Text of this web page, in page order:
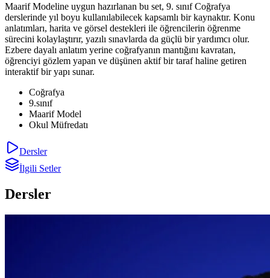
Maarif Modeline uygun hazırlanan bu set, 9. sınıf Coğrafya
derslerinde yıl boyu kullanılabilecek kapsamlı bir kaynaktır. Konu
anlatımları, harita ve görsel destekleri ile öğrencilerin öğrenme
sürecini kolaylaştırır, yazılı sınavlarda da güçlü bir yardımcı olur.
Ezbere dayalı anlatım yerine coğrafyanın mantığını kavratan,
öğrenciyi gözlem yapan ve düşünen aktif bir taraf haline getiren
interaktif bir yapı sunar.
Coğrafya
9.sınıf
Maarif Model
Okul Müfredatı
Dersler
İlgili Setler
Dersler